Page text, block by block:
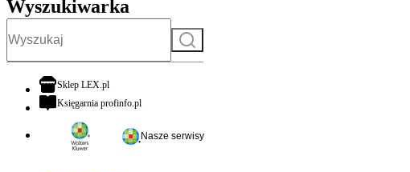
Wyszukiwarka
Szukaj
Sklep LEX.plotwiera się w nowej karcie
Księgarnia profinfo.plotwiera się w nowej karcie
Nasze serwisy